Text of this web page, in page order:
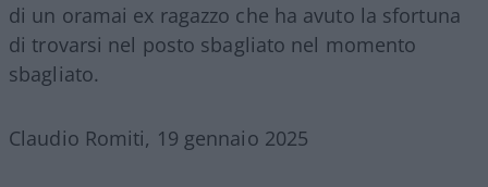
di un oramai ex ragazzo che ha avuto la sfortuna
di trovarsi nel posto sbagliato nel momento
sbagliato.
Claudio Romiti, 19 gennaio 2025